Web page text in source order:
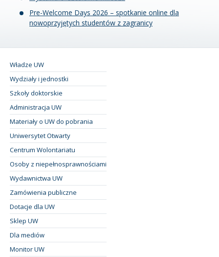
Pre-Welcome Days 2026 – spotkanie online dla
nowoprzyjętych studentów z zagranicy
Władze UW
Wydziały i jednostki
Szkoły doktorskie
Administracja UW
Materiały o UW do pobrania
Uniwersytet Otwarty
Centrum Wolontariatu
Osoby z niepełnosprawnościami
Wydawnictwa UW
Zamówienia publiczne
Dotacje dla UW
Sklep UW
Dla mediów
Monitor UW